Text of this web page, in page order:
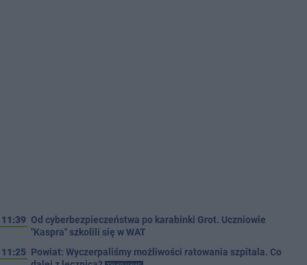
11:39 Od cyberbezpieczeństwa po karabinki Grot. Uczniowie
"Kaspra" szkolili się w WAT
11:25 Powiat: Wyczerpaliśmy możliwości ratowania szpitala. Co